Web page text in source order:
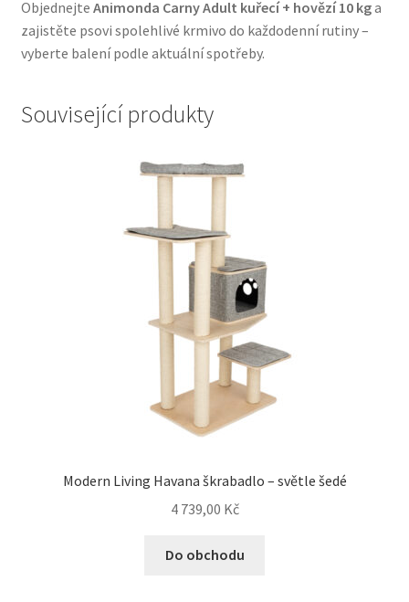
Objednejte Animonda Carny Adult kuřecí + hovězí 10 kga
zajistěte psovi spolehlivé krmivo do každodenní rutiny –
vyberte balení podle aktuální spotřeby.
Související produkty
Modern Living Havana škrabadlo – světle šedé
4 739,00 Kč
Do obchodu